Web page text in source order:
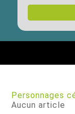
Personnages
Aucun article